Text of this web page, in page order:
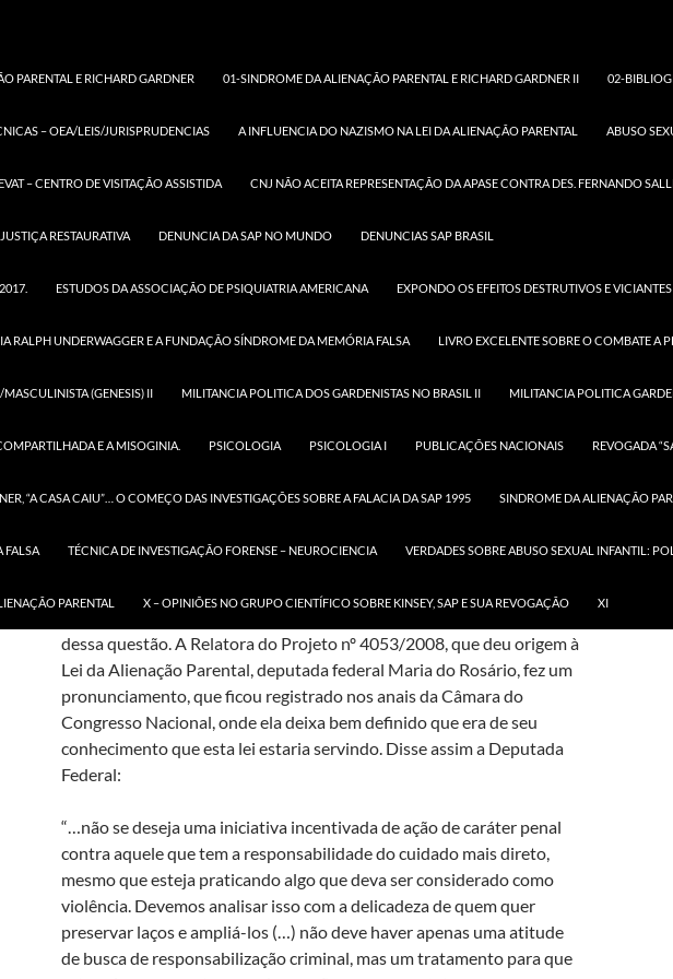
PARENTAL E RICHARD GARDNER 01-SINDROME DA ALIENAÇÃO PARENTAL E RICHARD GARDNER II 02-
– OEA/LEIS/JURISPRUDENCIAS A INFLUENCIA DO NAZISMO NA LEI DA ALIENAÇÃO PARENTAL ABUSO
– CENTRO DE VISITAÇÃO ASSISTIDA CNJ NÃO ACEITA REPRESENTAÇÃO DA APASE CONTRA DES. FERNANDO
RESTAURATIVA DENUNCIA DA SAP NO MUNDO DENUNCIAS SAP BRASIL
ESTUDOS DA ASSOCIAÇÃO DE PSIQUIATRIA AMERICANA EXPONDO OS EFEITOS DESTRUTIVOS E
RALPH UNDERWAGGER E A FUNDAÇÃO SÍNDROME DA MEMÓRIA FALSA LIVRO EXCELENTE SOBRE O COMBATE A
(GENESIS) II MILITANCIA POLITICA DOS GARDENISTAS NO BRASIL II MILITANCIA POLITICA
E A MISOGINIA. PSICOLOGIA PSICOLOGIA I PUBLICAÇÕES NACIONAIS REVOGADA
“A CASA CAIU”… O COMEÇO DAS INVESTIGAÇÕES SOBRE A FALACIA DA SAP 1995 SINDROME DA ALIENAÇÃO
FALSA TÉCNICA DE INVESTIGAÇÃO FORENSE – NEUROCIENCIA VERDADES SOBRE ABUSO SEXUAL INFANTIL:
PARENTAL X – OPINIÕES NO GRUPO CIENTÍFICO SOBRE KINSEY, SAP E SUA REVOGAÇÃO XI
ARTIGOS SOBRE A SAP
“LEGISLANDO AFETOS” (LEI
“INCESTO”
12 DE AGOSTO DE 2019 DRA. PATRICIA ALONSO
A Lei 12318/2010, mais conhecida como Lei da Alienação Parental,
protegeria as crianças da Síndrome da Alienação Parental, a qual seria
promovida ou induzida por um dos genitores, pelos avós ou pelos que
vigilância para que repudie genitor ou que cause prejuízo ao
estabelecimento ou à manutenção de vínculos com este.
Entretanto, manuseando os documentos emitidos em 2009,
verificamos a ata da única audiência pública realizada para o debate
dessa questão. A Relatora do Projeto nº 4053/2008, que deu origem à
Lei da Alienação Parental, deputada federal Maria do Rosário, fez um
pronunciamento, que ficou registrado nos anais da Câmara do
Congresso Nacional, onde ela deixa bem definido que era de seu
conhecimento que esta lei estaria servindo. Disse assim a Deputada
Federal:
“…não se deseja uma iniciativa incentivada de ação de caráter penal
contra aquele que tem a responsabilidade do cuidado mais direto,
mesmo que esteja praticando algo que deva ser considerado como
violência. Devemos analisar isso com a delicadeza de quem quer
preservar laços e ampliá-los (…) não deve haver apenas uma atitude
de busca de responsabilização criminal, mas um tratamento para que